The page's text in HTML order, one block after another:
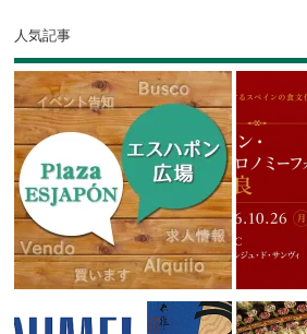
人気記事